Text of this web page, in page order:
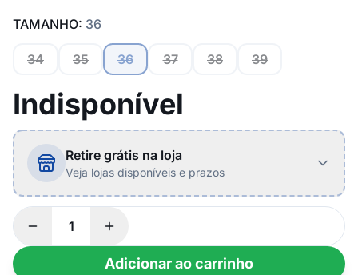
TAMANHO: 36
34 35 36 37 38 39
Indisponível
Retire grátis na loja
Veja lojas disponíveis e prazos
Adicionar ao carrinho